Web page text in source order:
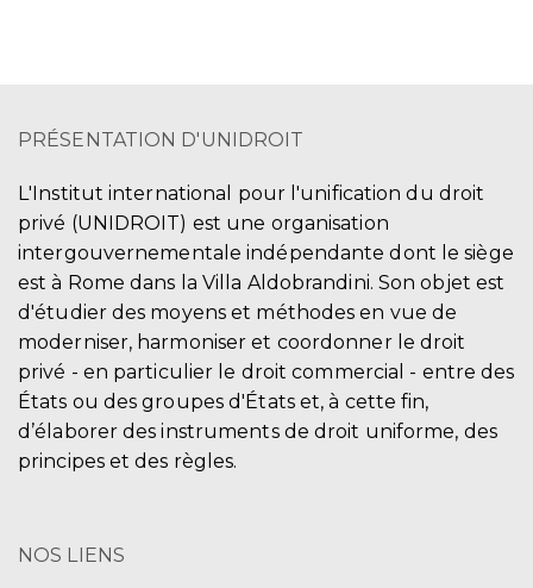
PRÉSENTATION D'UNIDROIT
L'Institut international pour l'unification du droit
privé (UNIDROIT) est une organisation
intergouvernementale indépendante dont le siège
est à Rome dans la Villa Aldobrandini. Son objet est
d'étudier des moyens et méthodes en vue de
moderniser, harmoniser et coordonner le droit
privé - en particulier le droit commercial - entre des
États ou des groupes d'États et, à cette fin,
d’élaborer des instruments de droit uniforme, des
principes et des règles.
NOS LIENS